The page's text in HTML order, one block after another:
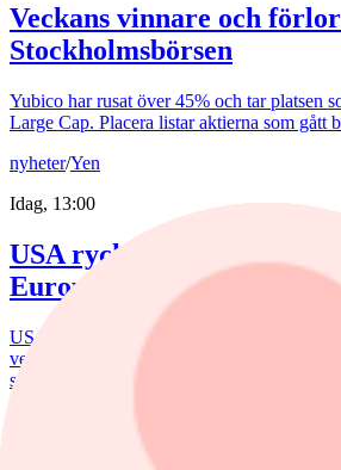
Veckans vinnare och
Stockholmsbörsen
Yubico har rusat över 45% och tar platsen
Large Cap. Placera listar aktierna som gått
nyheter/Yen
Idag, 13:00
USA rycker ut för yenen –
Europa
USA:s ingripande för yenen har retat upp
veckorna har den japanska valutan
storpolitik.